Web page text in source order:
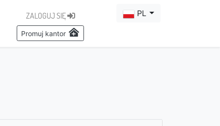
ZALOGUJ SIĘ
Promuj kantor
PL